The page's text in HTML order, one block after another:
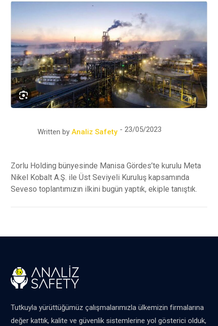
Written by Analiz Safety 23/05/2023
Zorlu Holding bünyesinde Manisa Gördes’te kurulu Meta
Nikel Kobalt A.Ş. ile Üst Seviyeli Kuruluş kapsamında
Seveso toplantımızın ilkini bugün yaptık, ekiple tanıştık.
Tutkuyla yürüttüğümüz çalışmalarımızla ülkemizin firmalarına
değer kattık, kalite ve güvenlik sistemlerine yol gösterici olduk,